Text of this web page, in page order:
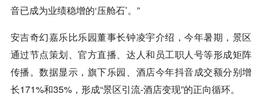
音已成为业绩稳增的‘压舱石’。”
安吉奇幻嘉乐比乐园董事长钟凌宇介绍，今年暑期，景区
通过节点策划、官方直播、达人和员工职人号等形成矩阵
传播。数据显示，旗下乐园、酒店今年抖音成交额分别增
长171%和35%，形成“景区引流-酒店变现”的正向循环。